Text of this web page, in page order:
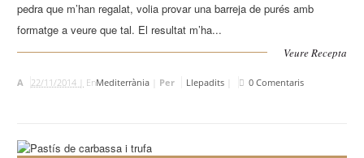
pedra que m’han regalat, volia provar una barreja de purés amb
formatge a veure que tal. El resultat m’ha...
Veure Recepta
A 22/11/2014 | EnMediterrània Per Llepadits 0 Comentaris